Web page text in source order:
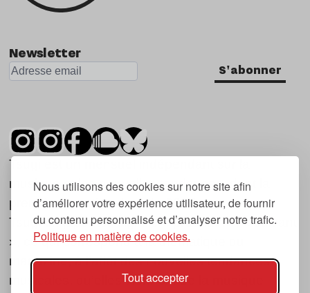
Nous utilisons des cookies sur notre site afin
d’améliorer votre expérience utilisateur, de fournir
du contenu personnalisé et d’analyser notre trafic.
Politique en matière de cookies.
Tout accepter
Newsletter
S'abonner
Tsugi est un mensuel indépendant sur la
musique et les nouvelles tendances, dont la
première parution date de 2007.
Tsugi en japonais signifie « prochain », « suivant
», ce qui correspond à la thématique du
magazine, à l’affût des nouvelles tendances
musicales, qu’elles viennent de la musique